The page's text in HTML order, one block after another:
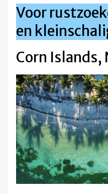
Voor
en
Corn Islands,